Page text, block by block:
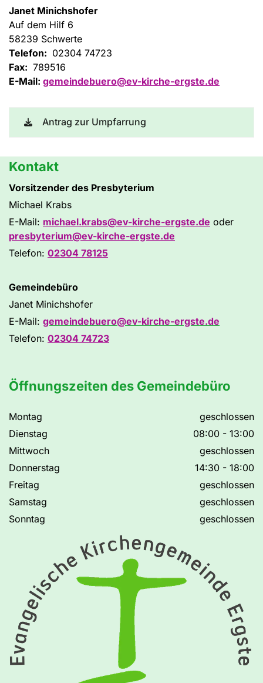
Janet Minichshofer
Auf dem Hilf 6
58239 Schwerte
Telefon: 02304 74723
Fax: 789516
E-Mail: gemeindebuero@ev-kirche-ergste.de
Antrag zur Umpfarrung
Kontakt
Vorsitzender des Presbyterium
Michael Krabs
E-Mail: michael.krabs@ev-kirche-ergste.de oder
presbyterium@ev-kirche-ergste.de
Telefon: 02304 78125
Gemeindebüro
Janet Minichshofer
E-Mail: gemeindebuero@ev-kirche-ergste.de
Telefon: 02304 74723
Öffnungszeiten des Gemeindebüro
Montag
geschlossen
Dienstag
08:00 - 13:00
Mittwoch
geschlossen
Donnerstag
14:30 - 18:00
Freitag
geschlossen
Samstag
geschlossen
Sonntag
geschlossen